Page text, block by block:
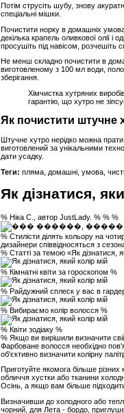
Потім струсіть шубу, знову
спеціальні мішки.
Почистити норку в домашніх
декілька крапель оливкової олії
просушіть під навісом, розчешіть
Не менш складно почистити в
виготовленому з 100 мл води,
зберігання.
Хімчистка хутряних
гарантію, що хутро не
Як почистити штучне
Штучне хутро нерідко можна
виготовлений за унікальними
дати усадку.
Теги: пляма, домашні, умова,
Як дізнатися,
% Ніка С., автор JustLady. % % %
% Стилісти ділять кольору на
дизайнери співвідносяться з
% Статті за темою «Як дізнатися,
% Кімнатні квіти за гороскопом %
% Райдужний сплеск у вас в
% Вибираємо колір волосся %
% Квіти зодіаку %
% Якщо ви вирішили визначити
Фарбоване волосся необхідно
об'єктивно визначити колірну
Приготуйте якомога більше різних
обличчя хустки або тканини
Осінь, а якщо вам більше
Визначивши до холодного або
чорний, для Лета - бордо,